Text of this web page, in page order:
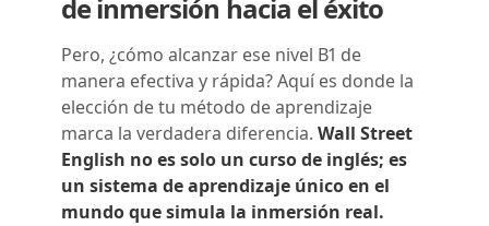
de inmersión hacia el éxito
Pero, ¿cómo alcanzar ese nivel B1 de
manera efectiva y rápida? Aquí es donde la
elección de tu método de aprendizaje
marca la verdadera diferencia. Wall Street
English no es solo un curso de inglés; es
un sistema de aprendizaje único en el
mundo que simula la inmersión real.